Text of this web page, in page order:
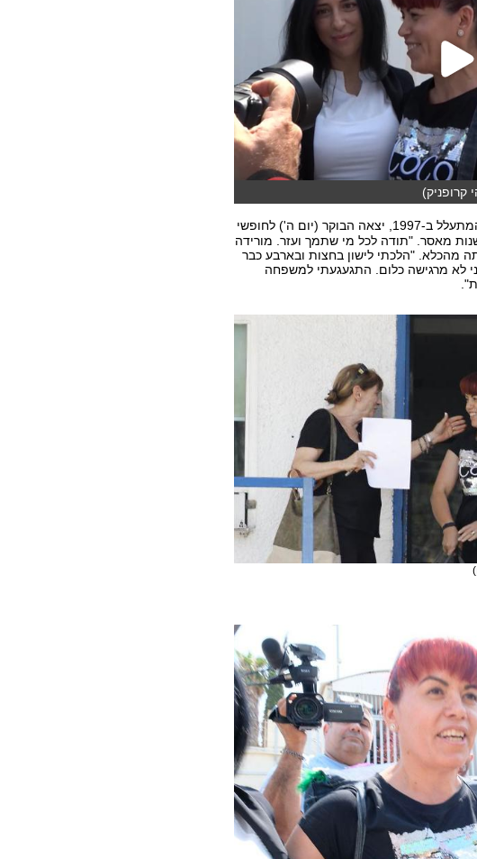
קרופניק)
, האישה שרצחה את בעלה המתעלל ב-1997, יצאה הבוקר (יום ה') לחופשי
"תודה לכל מי שתמך ועזר. מורידה
מהכלא. "הלכתי לישון בחצות ובארבע כבר
לא מרגישה כלום. התגעגעתי למשפחה